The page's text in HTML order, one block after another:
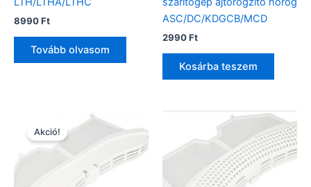
8990Ft
Tovább olvasom
ASC/DC/KDGCB/MCD
2990Ft
Kosárba teszem
Akció!